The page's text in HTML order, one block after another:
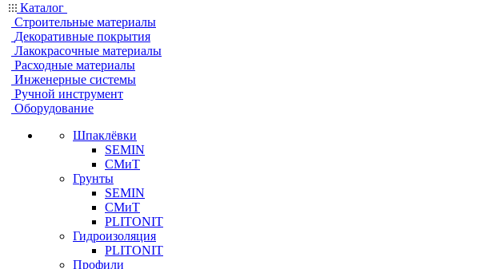
Каталог
Строительные материалы
Декоративные покрытия
Лакокрасочные материалы
Расходные материалы
Инженерные системы
Ручной инструмент
Оборудование
Шпаклёвки
SEMIN
СМиТ
Грунты
SEMIN
СМиТ
PLITONIT
Гидроизоляция
PLITONIT
Профили